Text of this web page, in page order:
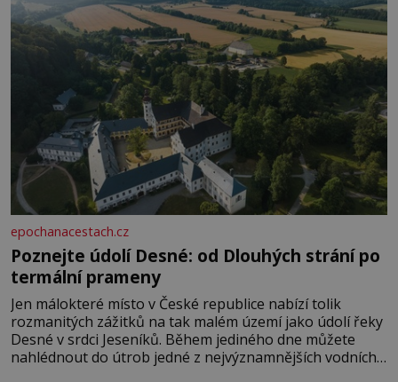
epochanacestach.cz
Poznejte údolí Desné: od Dlouhých strání po
termální prameny
Jen málokteré místo v České republice nabízí tolik
rozmanitých zážitků na tak malém území jako údolí řeky
Desné v srdci Jeseníků. Během jediného dne můžete
nahlédnout do útrob jedné z nejvýznamnějších vodních